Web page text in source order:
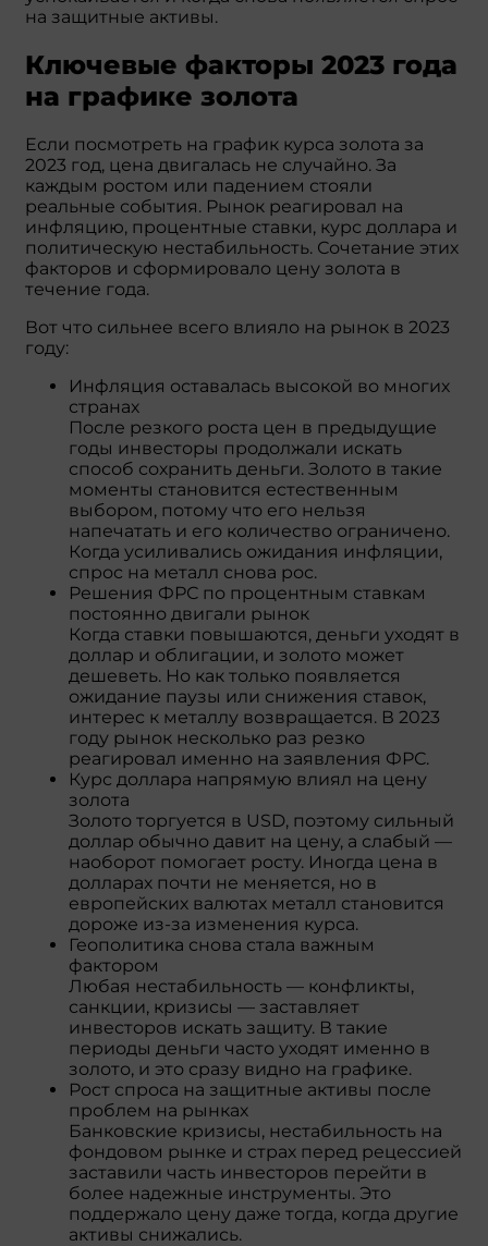
на защитные активы.
Ключевые факторы 2023 года
на графике золота
Если посмотреть на график курса золота за
2023 год, цена двигалась не случайно. За
каждым ростом или падением стояли
реальные события. Рынок реагировал на
инфляцию, процентные ставки, курс доллара и
политическую нестабильность. Сочетание этих
факторов и сформировало цену золота в
течение года.
Вот что сильнее всего влияло на рынок в 2023
году:
Инфляция оставалась высокой во многих
странах
После резкого роста цен в предыдущие
годы инвесторы продолжали искать
способ сохранить деньги. Золото в такие
моменты становится естественным
выбором, потому что его нельзя
напечатать и его количество ограничено.
Когда усиливались ожидания инфляции,
спрос на металл снова рос.
Решения ФРС по процентным ставкам
постоянно двигали рынок
Когда ставки повышаются, деньги уходят в
доллар и облигации, и золото может
дешеветь. Но как только появляется
ожидание паузы или снижения ставок,
интерес к металлу возвращается. В 2023
году рынок несколько раз резко
реагировал именно на заявления ФРС.
Курс доллара напрямую влиял на цену
золота
Золото торгуется в USD, поэтому сильный
доллар обычно давит на цену, а слабый —
наоборот помогает росту. Иногда цена в
долларах почти не меняется, но в
европейских валютах металл становится
дороже из-за изменения курса.
Геополитика снова стала важным
фактором
Любая нестабильность — конфликты,
санкции, кризисы — заставляет
инвесторов искать защиту. В такие
периоды деньги часто уходят именно в
золото, и это сразу видно на графике.
Рост спроса на защитные активы после
проблем на рынках
Банковские кризисы, нестабильность на
фондовом рынке и страх перед рецессией
заставили часть инвесторов перейти в
более надежные инструменты. Это
поддержало цену даже тогда, когда другие
активы снижались.